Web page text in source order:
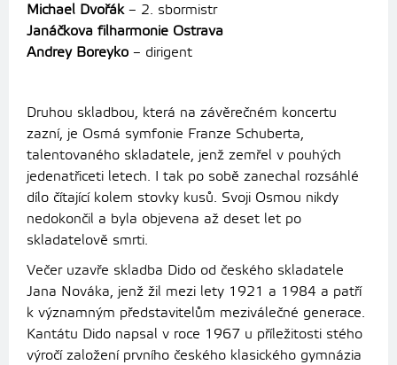
Michael Dvořák– 2. sbormistr
Janáčkova filharmonie Ostrava
Andrey Boreyko – dirigent
Druhou skladbou, která na závěrečném koncertu
zazní, je Osmá symfonie Franze Schuberta,
talentovaného skladatele, jenž zemřel v pouhých
jedenatřiceti letech. I tak po sobě zanechal rozsáhlé
dílo čítající kolem stovky kusů. Svoji Osmou nikdy
nedokončil a byla objevena až deset let po
skladatelově smrti.
Večer uzavře skladba Dido od českého skladatele
Jana Nováka, jenž žil mezi lety 1921 a 1984 a patří
k významným představitelům meziválečné generace.
Kantátu Dido napsal v roce 1967 u příležitosti stého
výročí založení prvního českého klasického gymnázia